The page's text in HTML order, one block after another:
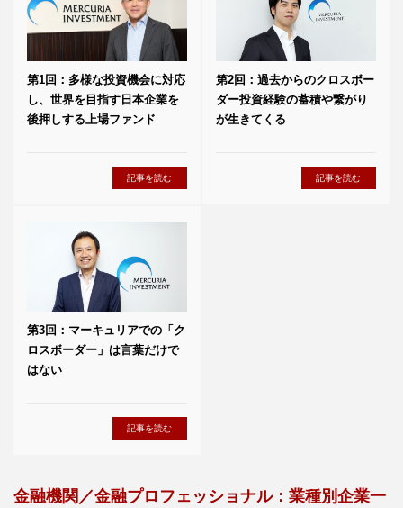
第1回：多様な投資機会に対応
し、世界を目指す日本企業を
後押しする上場ファンド
記事を読む
第2回：過去からのクロスボー
ダー投資経験の蓄積や繋がり
が生きてくる
記事を読む
第3回：マーキュリアでの「ク
ロスボーダー」は言葉だけで
はない
記事を読む
金融機関／金融プロフェッショナル：業種別企業一